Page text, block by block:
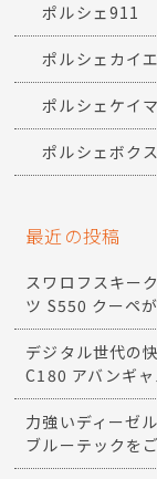
ポルシェ911
ポルシェカイ
ポルシェケイ
ポルシェボク
最近の投稿
スワロフスキー
ツ S550 クーペ
デジタル世代の
C180 アバンギャ
力強いディーゼ
ブルーテックを